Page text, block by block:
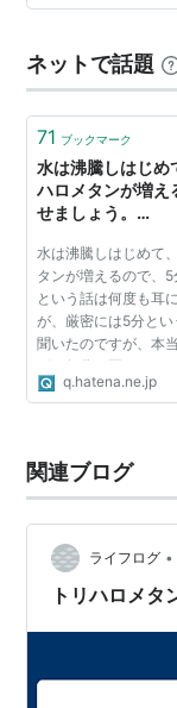
そこで今回は、
ちゃんにも安心
とは？ （水道
なるポイント
ネットで話題
71 ブックマーク
水は沸騰しはじめ
ハロメタンが増え
せましょう。…
水は沸騰しはじめて
タンが増えるので、5
という話は何度も耳
が、厳密には5分と
聞いたのですが、本
ば、何分か正しいの
い。q.hatena.ne.jp
関連ブログ
ライフログ •
トリハロメタ